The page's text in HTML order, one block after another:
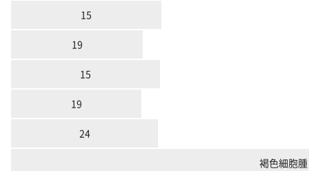
15
19
15
19
24
褐色細胞腫